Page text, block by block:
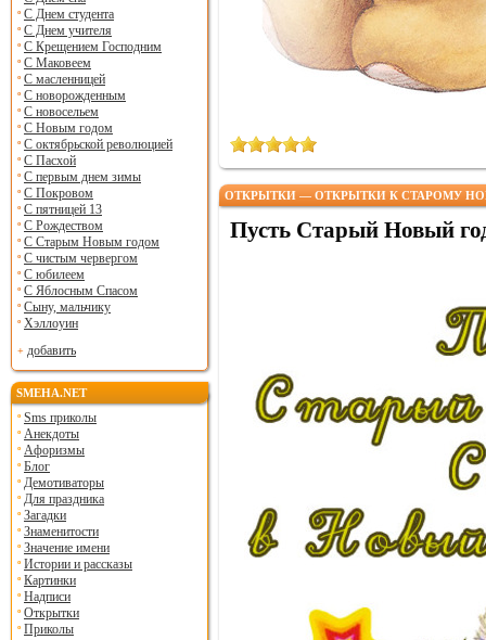
С Днем студента
С Днем учителя
С Крещением Господним
С Маковеем
С масленницей
С новорожденным
С новосельем
С Новым годом
С октябрьской революцией
С Пасхой
С первым днем зимы
С Покровом
С пятницей 13
С Рождеством
С Старым Новым годом
С чистым червергом
С юбилеем
С Яблосным Спасом
Сыну, мальчику
Хэллоуин
добавить
SMEHA.NET
Sms приколы
Анекдоты
Афоризмы
Блог
Демотиваторы
Для праздника
Загадки
Знаменитости
Значение имени
Истории и рассказы
Картинки
Надписи
Открытки
Приколы
ОТКРЫТКИ — ОТКРЫТКИ К СТАРОМУ
Пусть Старый Новый